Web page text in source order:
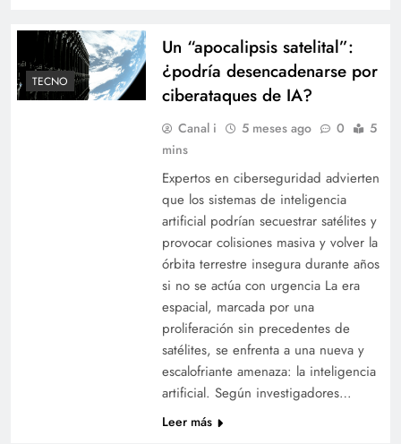
TECNO
Un “apocalipsis satelital”:
¿podría desencadenarse por
ciberataques de IA?
Canal i 5 meses ago 0
5
mins
Expertos en ciberseguridad advierten
que los sistemas de inteligencia
artificial podrían secuestrar satélites y
provocar colisiones masiva y volver la
órbita terrestre insegura durante años
si no se actúa con urgencia La era
espacial, marcada por una
proliferación sin precedentes de
satélites, se enfrenta a una nueva y
escalofriante amenaza: la inteligencia
artificial. Según investigadores…
Leer más